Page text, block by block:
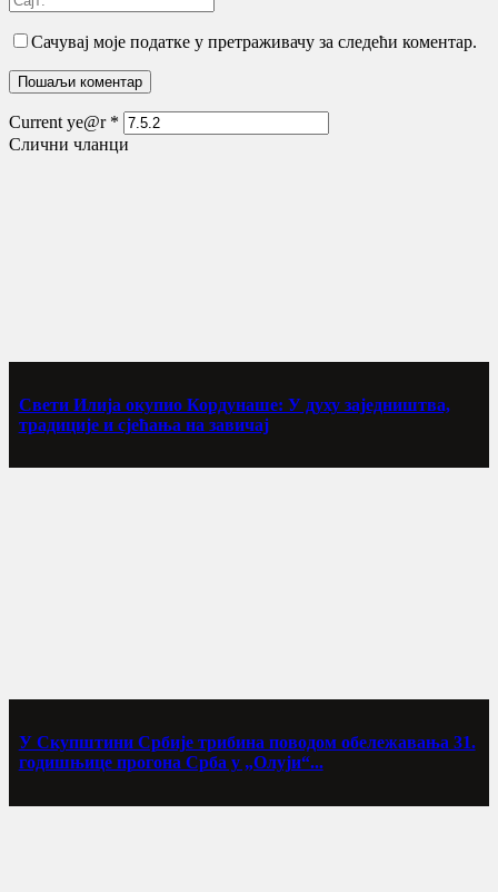
Сачувај моје податке у претраживачу за следећи коментар.
Current ye@r *
Слични чланци
Свети Илија окупио Кордунаше: У духу заједништва,
традиције и сјећања на завичај
У Скупштини Србије трибина поводом обележавања 31.
годишњице прогона Срба у „Олуји“...